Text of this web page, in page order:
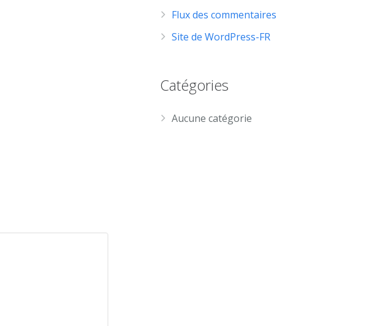
Flux des commentaires
Site de WordPress-FR
Catégories
Aucune catégorie